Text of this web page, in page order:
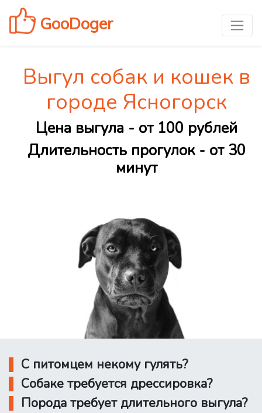
GooDoger
Выгул собак и кошек в
городе Ясногорск
Цена выгула - от 100 рублей
Длительность прогулок - от 30
минут
С питомцем некому гулять?
Собаке требуется дрессировка?
Порода требует длительного выгула?